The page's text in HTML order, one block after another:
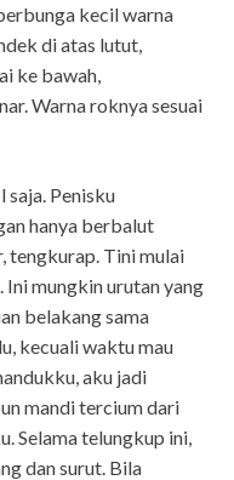
kecil warna
di atas lutut,
ke bawah,
Warna roknya sesuai
saja. Penisku
hanya berbalut
tengkurap. Tini mulai
mungkin urutan yang
belakang sama
kecuali waktu mau
aku jadi
mandi tercium dari
Selama telungkup ini,
dan surut. Bila